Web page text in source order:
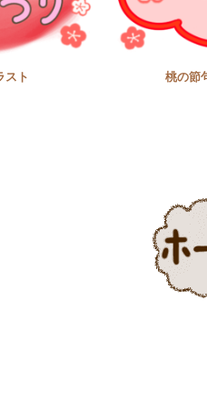
スト 桃の節